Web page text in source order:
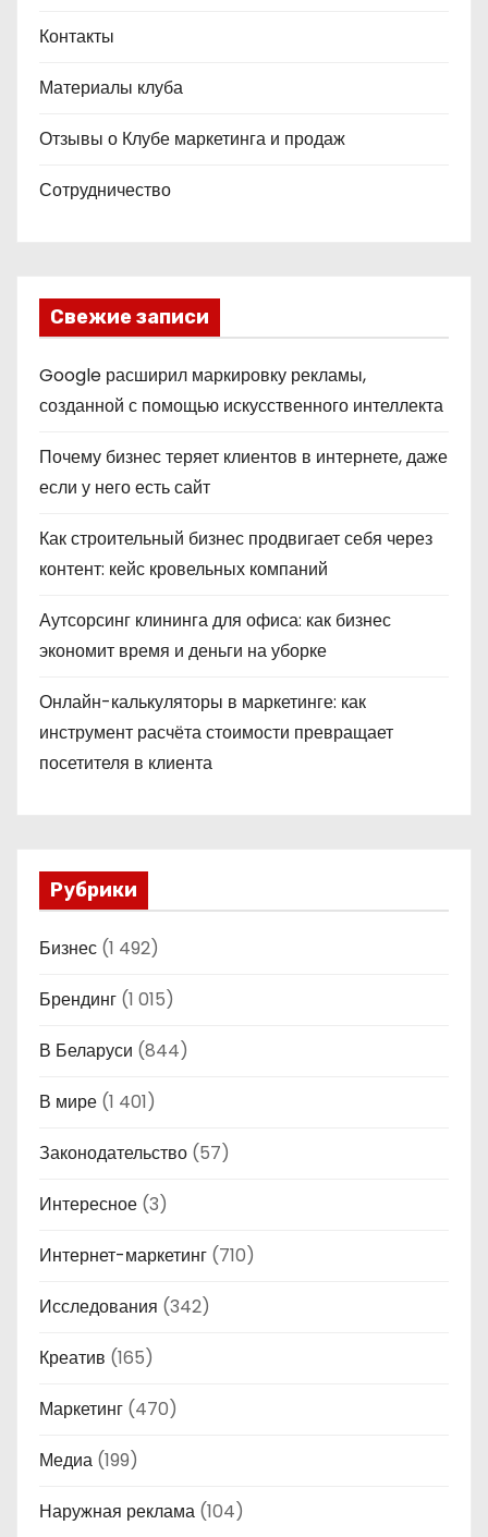
Контакты
Материалы клуба
Отзывы о Клубе маркетинга и продаж
Сотрудничество
Свежие записи
Google расширил маркировку рекламы,
созданной с помощью искусственного интеллекта
Почему бизнес теряет клиентов в интернете, даже
если у него есть сайт
Как строительный бизнес продвигает себя через
контент: кейс кровельных компаний
Аутсорсинг клининга для офиса: как бизнес
экономит время и деньги на уборке
Онлайн-калькуляторы в маркетинге: как
инструмент расчёта стоимости превращает
посетителя в клиента
Рубрики
Бизнес (1 492)
Брендинг (1 015)
В Беларуси (844)
В мире (1 401)
Законодательство (57)
Интересное (3)
Интернет-маркетинг (710)
Исследования (342)
Креатив (165)
Маркетинг (470)
Медиа (199)
Наружная реклама (104)